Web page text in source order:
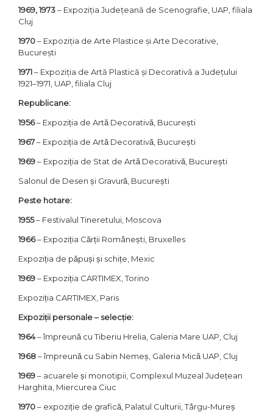
1969, 1973– Expoziția Județeană de Scenografie, UAP, filiala
Cluj
1970– Expoziția de Arte Plastice și Arte Decorative,
București
1971– Expoziția de Artă Plastică și Decorativă a Județului
1921–1971, UAP, filiala Cluj
Republicane:
1956– Expoziția de Artă Decorativă, București
1967– Expoziția de Artă Decorativă, București
1969– Expoziția de Stat de Artă Decorativă, București
Salonul de Desen și Gravură, București
Peste hotare:
1955– Festivalul Tineretului, Moscova
1966– Expoziția Cărții Românești, Bruxelles
Expoziția de păpuși și schițe, Mexic
1969– Expoziția CARTIMEX, Torino
Expoziția CARTIMEX, Paris
Expoziții personale – selecție:
1964– împreună cu Tiberiu Hrelia, Galeria Mare UAP, Cluj
1968– împreună cu Sabin Nemeș, Galeria Mică UAP, Cluj
1969– acuarele și monotipii, Complexul Muzeal Județean
Harghita, Miercurea Ciuc
1970– expoziție de grafică, Palatul Culturii, Târgu-Mureș